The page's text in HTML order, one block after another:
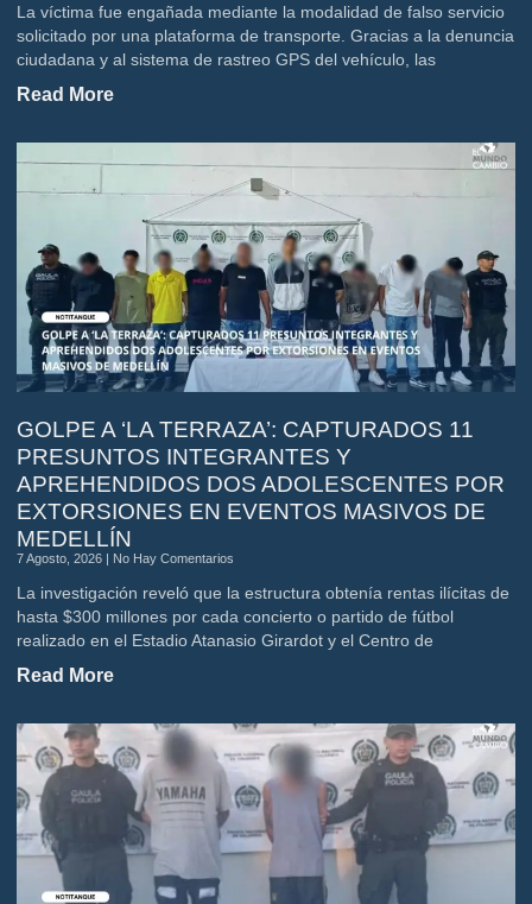
La víctima fue engañada mediante la modalidad de falso servicio
solicitado por una plataforma de transporte. Gracias a la denuncia
ciudadana y al sistema de rastreo GPS del vehículo, las
Read More
GOLPE A ‘LA TERRAZA’: CAPTURADOS 11
PRESUNTOS INTEGRANTES Y
APREHENDIDOS DOS ADOLESCENTES POR
EXTORSIONES EN EVENTOS MASIVOS DE
MEDELLÍN
7 Agosto, 2026 No Hay Comentarios
La investigación reveló que la estructura obtenía rentas ilícitas de
hasta $300 millones por cada concierto o partido de fútbol
realizado en el Estadio Atanasio Girardot y el Centro de
Read More